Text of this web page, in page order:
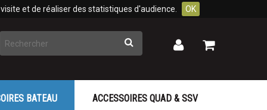
et de réaliser des statistiques d'audience. OK
Rechercher Mon
Mon
BATEAU ACCESSOIRES QUAD & SSV